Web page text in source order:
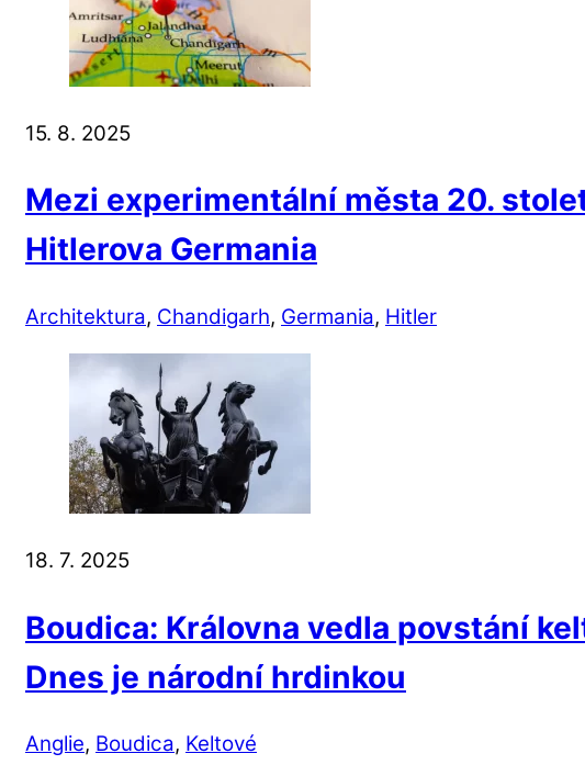
15. 8. 2025
Mezi experimentální města 20.
Hitlerova Germania
Architektura, Chandigarh, Germania, Hitler
18. 7. 2025
Boudica: Královna vedla povstání
Dnes je národní hrdinkou
Anglie, Boudica, Keltové